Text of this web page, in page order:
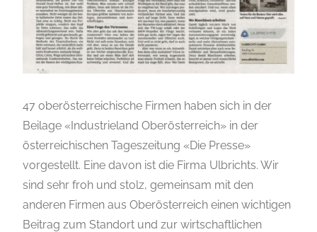
47 oberösterreichische Firmen haben sich in der
Beilage «Industrieland Oberösterreich» in der
österreichischen Tageszeitung «Die Presse»
vorgestellt. Eine davon ist die Firma Ulbrichts. Wir
sind sehr froh und stolz, gemeinsam mit den
anderen Firmen aus Oberösterreich einen wichtigen
Beitrag zum Standort und zur wirtschaftlichen